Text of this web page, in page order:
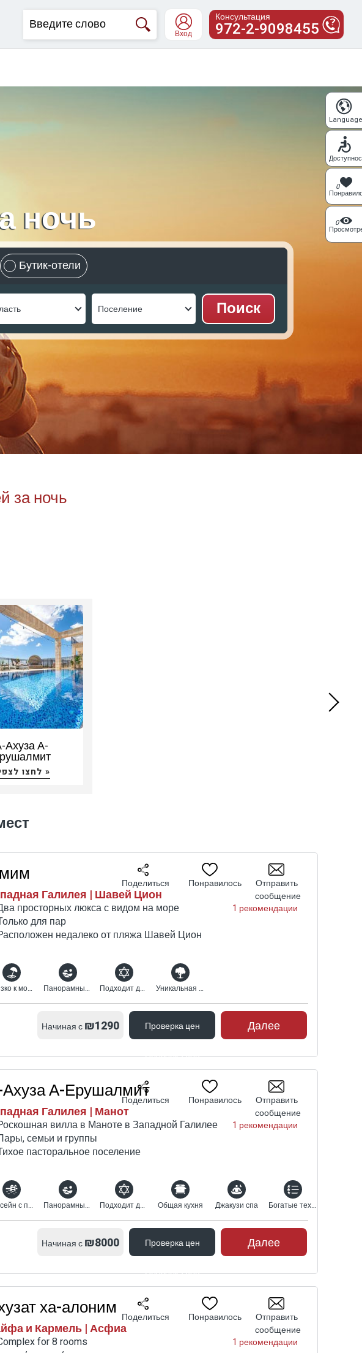
Вход 972-2-9098455
Консультация
ночь
Бутик-отели
за ночь
Ахуза А-
לחצו לצפיה »
Галилея | Шавей Цион
1 рекомендации
просторных люкса с видом на море
для пар
недалеко от пляжа Шавей Цион
Поделиться Понравилось
Отправить
сообщение
Близко к морю Панорамный вид Подходит для религиозных Уникальная природная среда
Начиная с₪1290 Проверка цен
Проверка цен
Далее
А-Ерушалмит
Галилея | Манот
1 рекомендации
вилла в Маноте в Западной Галилее
семьи и группы
пасторальное поселение
Поделиться Понравилось
Отправить
сообщение
Бассейн с подогревом Панорамный вид Подходит для религиозных Общая кухня Джакузи спа Богатые технические характеристики
Начиная с₪8000 Проверка цен
Проверка цен
Далее
ха-алоним
и Кармель | Асфиа
1 рекомендации
for 8 rooms
Поделиться Понравилось
Отправить
сообщение
Language
0
0